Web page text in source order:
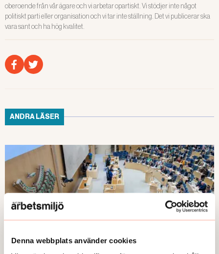
Denna webbplats använder cookies
oberoende från vår ägare och vi arbetar opartiskt. Vi stödjer inte något
politiskt parti eller organisation och vi tar inte ställning. Det vi publicerar ska
vara sant och ha hög kvalitet.
ANDRA LÄSER